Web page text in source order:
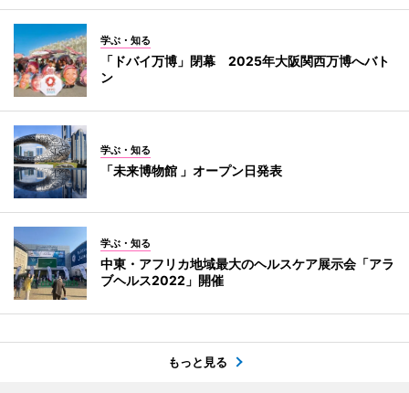
学ぶ・知る
「ドバイ万博」閉幕 2025年大阪関西万博へバト
ン
学ぶ・知る
「未来博物館 」オープン日発表
学ぶ・知る
中東・アフリカ地域最大のヘルスケア展示会「アラ
ブヘルス2022」開催
もっと見る